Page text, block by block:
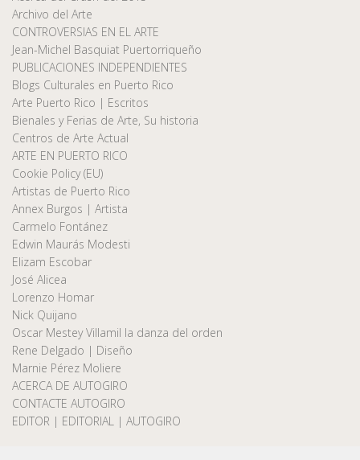
Archivo del Arte
CONTROVERSIAS EN EL ARTE
Jean-Michel Basquiat Puertorriqueño
PUBLICACIONES INDEPENDIENTES
Blogs Culturales en Puerto Rico
Arte Puerto Rico | Escritos
Bienales y Ferias de Arte, Su historia
Centros de Arte Actual
ARTE EN PUERTO RICO
Cookie Policy (EU)
Artistas de Puerto Rico
Annex Burgos | Artista
Carmelo Fontánez
Edwin Maurás Modesti
Elizam Escobar
José Alicea
Lorenzo Homar
Nick Quijano
Oscar Mestey Villamil la danza del orden
Rene Delgado | Diseño
Marnie Pérez Moliere
ACERCA DE AUTOGIRO
CONTACTE AUTOGIRO
EDITOR | EDITORIAL | AUTOGIRO